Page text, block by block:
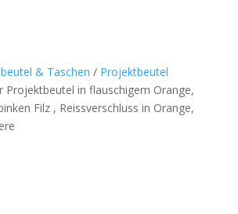
& Taschen / Projektbeutel
Projektbeutel in flauschigem Orange,
Filz , Reissverschluss in Orange,